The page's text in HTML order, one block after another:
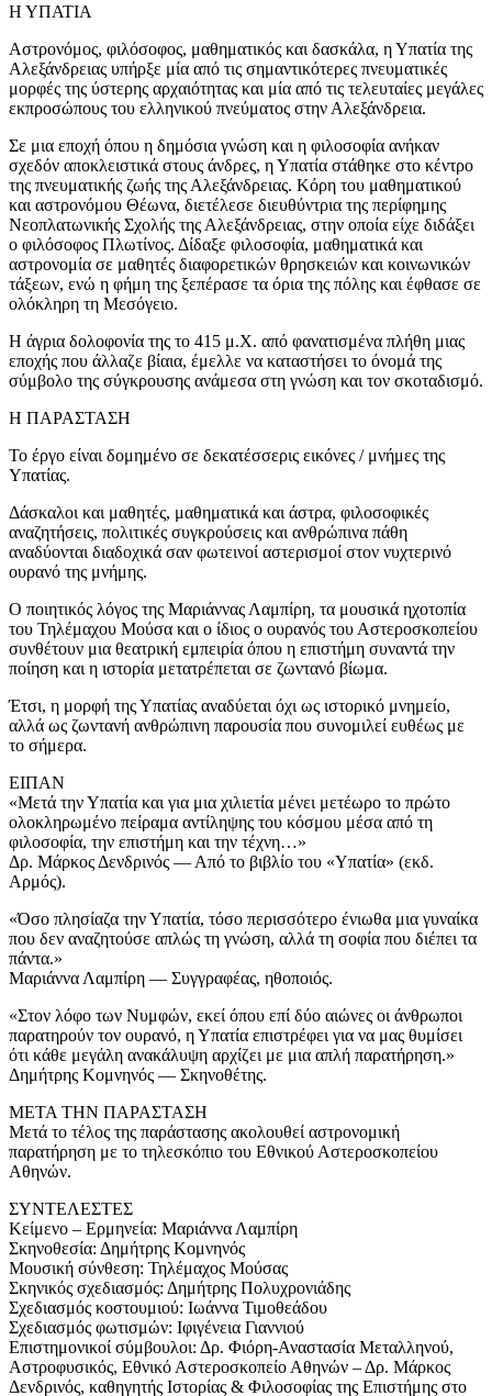
Η ΥΠΑΤΙΑ
Αστρονόμος, φιλόσοφος, μαθηματικός και δασκάλα, η Υπατία της
Αλεξάνδρειας υπήρξε μία από τις σημαντικότερες πνευματικές
μορφές της ύστερης αρχαιότητας και μία από τις τελευταίες μεγάλες
εκπροσώπους του ελληνικού πνεύματος στην Αλεξάνδρεια.
Σε μια εποχή όπου η δημόσια γνώση και η φιλοσοφία ανήκαν
σχεδόν αποκλειστικά στους άνδρες, η Υπατία στάθηκε στο κέντρο
της πνευματικής ζωής της Αλεξάνδρειας. Κόρη του μαθηματικού
και αστρονόμου Θέωνα, διετέλεσε διευθύντρια της περίφημης
Νεοπλατωνικής Σχολής της Αλεξάνδρειας, στην οποία είχε διδάξει
ο φιλόσοφος Πλωτίνος. Δίδαξε φιλοσοφία, μαθηματικά και
αστρονομία σε μαθητές διαφορετικών θρησκειών και κοινωνικών
τάξεων, ενώ η φήμη της ξεπέρασε τα όρια της πόλης και έφθασε σε
ολόκληρη τη Μεσόγειο.
Η άγρια δολοφονία της το 415 μ.Χ. από φανατισμένα πλήθη μιας
εποχής που άλλαζε βίαια, έμελλε να καταστήσει το όνομά της
σύμβολο της σύγκρουσης ανάμεσα στη γνώση και τον σκοταδισμό.
Η ΠΑΡΑΣΤΑΣΗ
Το έργο είναι δομημένο σε δεκατέσσερις εικόνες / μνήμες της
Υπατίας.
Δάσκαλοι και μαθητές, μαθηματικά και άστρα, φιλοσοφικές
αναζητήσεις, πολιτικές συγκρούσεις και ανθρώπινα πάθη
αναδύονται διαδοχικά σαν φωτεινοί αστερισμοί στον νυχτερινό
ουρανό της μνήμης.
Ο ποιητικός λόγος της Μαριάννας Λαμπίρη, τα μουσικά ηχοτοπία
του Τηλέμαχου Μούσα και ο ίδιος ο ουρανός του Αστεροσκοπείου
συνθέτουν μια θεατρική εμπειρία όπου η επιστήμη συναντά την
ποίηση και η ιστορία μετατρέπεται σε ζωντανό βίωμα.
Έτσι, η μορφή της Υπατίας αναδύεται όχι ως ιστορικό μνημείο,
αλλά ως ζωντανή ανθρώπινη παρουσία που συνομιλεί ευθέως με
το σήμερα.
ΕΙΠΑΝ
«Μετά την Υπατία και για μια χιλιετία μένει μετέωρο το πρώτο
ολοκληρωμένο πείραμα αντίληψης του κόσμου μέσα από τη
φιλοσοφία, την επιστήμη και την τέχνη…»
Δρ. Μάρκος Δενδρινός — Από το βιβλίο του «Υπατία» (εκδ.
Αρμός).
«Όσο πλησίαζα την Υπατία, τόσο περισσότερο ένιωθα μια γυναίκα
που δεν αναζητούσε απλώς τη γνώση, αλλά τη σοφία που διέπει τα
πάντα.»
Μαριάννα Λαμπίρη — Συγγραφέας, ηθοποιός.
«Στον λόφο των Νυμφών, εκεί όπου επί δύο αιώνες οι άνθρωποι
παρατηρούν τον ουρανό, η Υπατία επιστρέφει για να μας θυμίσει
ότι κάθε μεγάλη ανακάλυψη αρχίζει με μια απλή παρατήρηση.»
Δημήτρης Κομνηνός — Σκηνοθέτης.
ΜΕΤΑ ΤΗΝ ΠΑΡΑΣΤΑΣΗ
Μετά το τέλος της παράστασης ακολουθεί αστρονομική
παρατήρηση με το τηλεσκόπιο του Εθνικού Αστεροσκοπείου
Αθηνών.
ΣΥΝΤΕΛΕΣΤΕΣ
Κείμενο – Ερμηνεία: Μαριάννα Λαμπίρη
Σκηνοθεσία: Δημήτρης Κομνηνός
Μουσική σύνθεση: Τηλέμαχος Μούσας
Σκηνικός σχεδιασμός: Δημήτρης Πολυχρονιάδης
Σχεδιασμός κοστουμιού: Ιωάννα Τιμοθεάδου
Σχεδιασμός φωτισμών: Ιφιγένεια Γιαννιού
Επιστημονικοί σύμβουλοι: Δρ. Φιόρη-Αναστασία Μεταλληνού,
Αστροφυσικός, Εθνικό Αστεροσκοπείο Αθηνών – Δρ. Μάρκος
Δενδρινός, καθηγητής Ιστορίας & Φιλοσοφίας της Επιστήμης στο